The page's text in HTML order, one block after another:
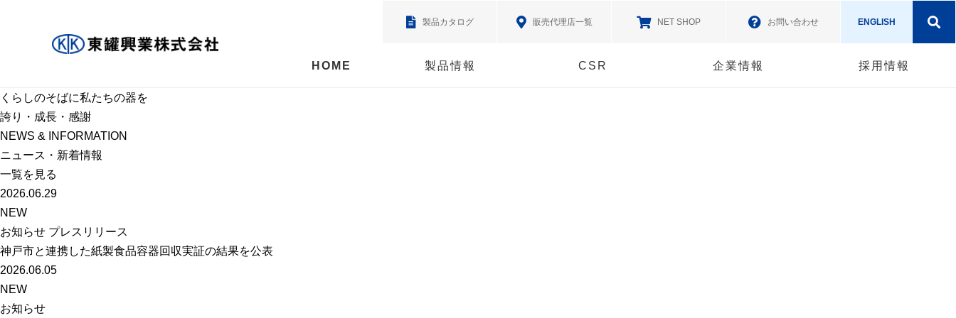
製品カタログ 販売代理店一覧 NET SHOP お問い合わせ ENGLISH
HOME 製品情報 CSR 企業情報 採用情報
くらしのそばに私たちの器を
誇り・成長・感謝
NEWS & INFORMATION
ニュース・新着情報
一覧を見る
2026.06.29
NEW
お知らせ プレスリリース
神戸市と連携した紙製食品容器回収実証の結果を公表
2026.06.05
NEW
お知らせ